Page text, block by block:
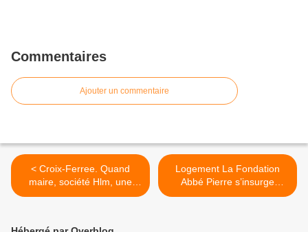
Commentaires
Ajouter un commentaire
< Croix-Ferree. Quand
maire, société Hlm, une
présidente d'une amicale
Logement La Fondation
Abbé Pierre s’insurge
contre les expulsions